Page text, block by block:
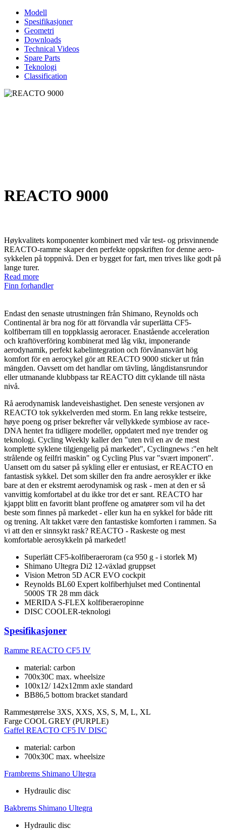
Modell
Spesifikasjoner
Geometri
Downloads
Technical Videos
Spare Parts
Teknologi
Classification
REACTO 9000
Høykvalitets komponenter kombinert med vår test- og prisvinnende
REACTO-ramme skaper den perfekte oppskriften for denne aero-
sykkelen på toppnivå. Den er bygget for fart, men trives like godt på
lange turer.
Read more
Finn forhandler
Endast den senaste utrustningen från Shimano, Reynolds och
Continental är bra nog för att förvandla vår superlätta CF5-
kolfiberram till en toppklassig aeroracer. Enastående acceleration
och kraftöverföring kombinerat med låg vikt, imponerande
aerodynamik, perfekt kabelintegration och förvånansvärt hög
komfort för en aerocykel gör att REACTO 9000 sticker ut från
mängden. Oavsett om det handlar om tävling, långdistansrundor
eller utmanande klubbpass tar REACTO ditt cyklande till nästa
nivå.
Rå aerodynamisk landeveishastighet. Den seneste versjonen av
REACTO tok sykkelverden med storm. En lang rekke testseire,
høye poeng og priser bekrefter vår vellykkede symbiose av race-
DNA hentet fra tidligere modeller, oppdatert med nye trender og
teknologi. Cycling Weekly kaller den "uten tvil en av de mest
komplette syklene tilgjengelig på markedet", Cyclingnews :"en helt
strålende og feilfri maskin" og Cycling Plus var "svært imponert".
Uansett om du satser på sykling eller er entusiast, er REACTO en
fantastisk sykkel. Det som skiller den fra andre aerosykler er ikke
bare at den er ekstremt aerodynamisk og rask - men at den er så
vanvittig komfortabel at du ikke tror det er sant. REACTO har
kjappt blitt en favoritt blant proffene og amatører som vil ha det
beste som finnes på markedet - eller kun ha en sykkel for både ritt
og trening. Alt takket være den fantastiske komforten i rammen. Sa
vi att den er sinnsykt rask? REACTO - Raskeste og mest
komfortable aerosykkeln på markedet!
Superlätt CF5-kolfiberaeroram (ca 950 g - i storlek M)
Shimano Ultegra Di2 12-växlad gruppset
Vision Metron 5D ACR EVO cockpit
Reynolds BL60 Expert kolfiberhjulset med Continental
5000S TR 28 mm däck
MERIDA S-FLEX kolfiberaeropinne
DISC COOLER-teknologi
Spesifikasjoner
Ramme REACTO CF5 IV
material: carbon
700x30C max. wheelsize
100x12/ 142x12mm axle standard
BB86,5 bottom bracket standard
Rammestørrelse 3XS, XXS, XS, S, M, L, XL
Farge COOL GREY (PURPLE)
Gaffel REACTO CF5 IV DISC
material: carbon
700x30C max. wheelsize
Frambrems Shimano Ultegra
Hydraulic disc
Bakbrems Shimano Ultegra
Hydraulic disc